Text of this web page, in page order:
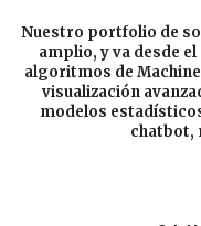
Nuestro portfolio de
amplio, y va desde
algoritmos de
visualización
modelos
chatbot,